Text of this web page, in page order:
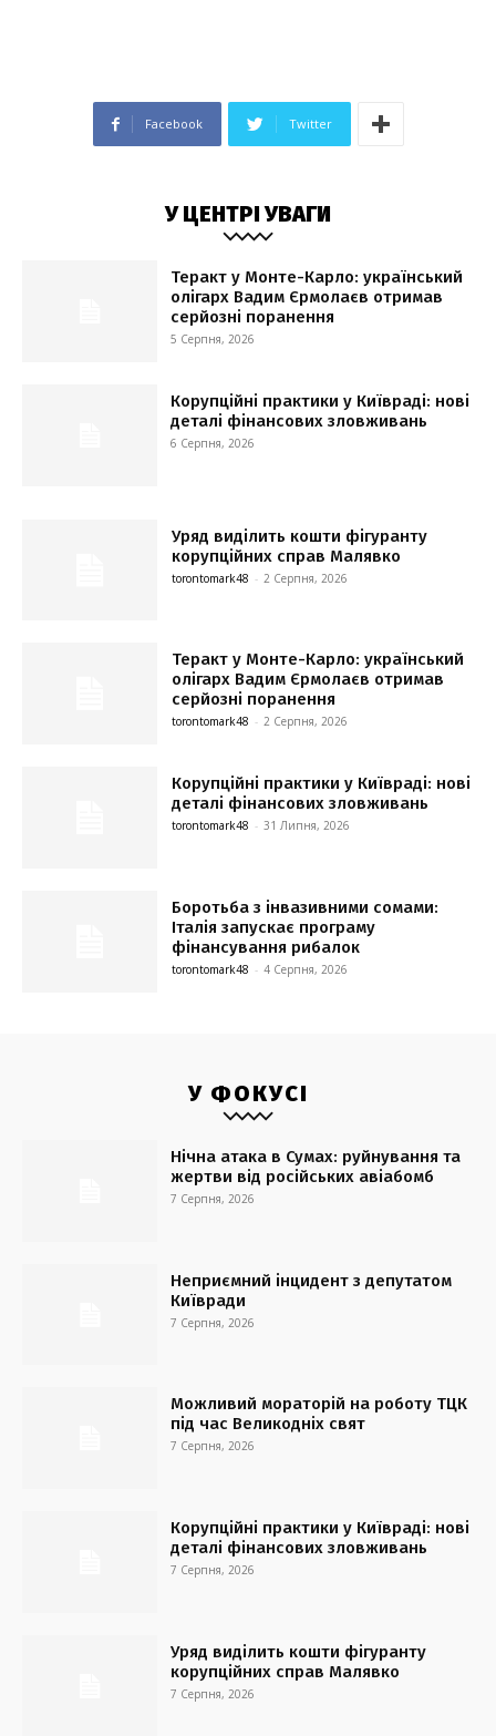
Facebook Twitter
У ЦЕНТРІ УВАГИ
Теракт у Монте-Карло: український
олігарх Вадим Єрмолаєв отримав
серйозні поранення
5 Серпня, 2026
Корупційні практики у Київраді: нові
деталі фінансових зловживань
6 Серпня, 2026
Уряд виділить кошти фігуранту
корупційних справ Малявко
torontomark48 - 2 Серпня, 2026
Теракт у Монте-Карло: український
олігарх Вадим Єрмолаєв отримав
серйозні поранення
torontomark48 - 2 Серпня, 2026
Корупційні практики у Київраді: нові
деталі фінансових зловживань
torontomark48 - 31 Липня, 2026
Боротьба з інвазивними сомами:
Італія запускає програму
фінансування рибалок
torontomark48 - 4 Серпня, 2026
У ФОКУСІ
Нічна атака в Сумах: руйнування та
жертви від російських авіабомб
7 Серпня, 2026
Неприємний інцидент з депутатом
Київради
7 Серпня, 2026
Можливий мораторій на роботу ТЦК
під час Великодніх свят
7 Серпня, 2026
Корупційні практики у Київраді: нові
деталі фінансових зловживань
7 Серпня, 2026
Уряд виділить кошти фігуранту
корупційних справ Малявко
7 Серпня, 2026